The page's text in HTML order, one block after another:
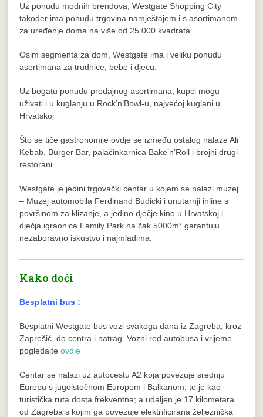
Uz ponudu modnih brendova, Westgate Shopping City
također ima ponudu trgovina namještajem i s asortimanom
za uređenje doma na više od 25.000 kvadrata.
Osim segmenta za dom, Westgate ima i veliku ponudu
asortimana za trudnice, bebe i djecu.
Uz bogatu ponudu prodajnog asortimana, kupci mogu
uživati i u kuglanju u Rock’n’Bowl-u, najvećoj kuglani u
Hrvatskoj
Što se tiče gastronomije ovdje se između ostalog nalaze Ali
Kebab, Burger Bar, palačinkarnica Bake’n’Roll i brojni drugi
restorani.
Westgate je jedini trgovački centar u kojem se nalazi muzej
– Muzej automobila Ferdinand Budicki i unutarnji inline s
površinom za klizanje, a jedino dječje kino u Hrvatskoj i
dječja igraonica Family Park na čak 5000m² garantuju
nezaboravno iskustvo i najmlađima.
Kako doći
Besplatni bus :
Besplatni Westgate bus vozi svakoga dana iz Zagreba, kroz
Zaprešić, do centra i natrag. Vozni red autobusa i vrijeme
pogledajteovdje
Centar se nalazi uz autocestu A2 koja povezuje srednju
Europu s jugoistočnom Europom i Balkanom, te je kao
turistička ruta dosta frekventna; a udaljen je 17 kilometara
od Zagreba s kojim ga povezuje elektrificirana željeznička